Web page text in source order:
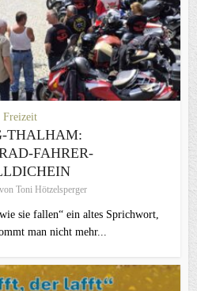
Freizeit
THALHAM:
FAHRER-
von Toni Hötzelsperger
sie fallen“ ein altes Sprichwort,
man nicht mehr...